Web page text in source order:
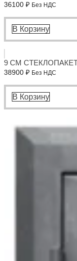
36100 ₽ Без НДС
В Корзину
9 СМ
38900 ₽ Без НДС
В Корзину